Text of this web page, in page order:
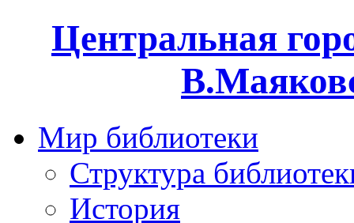
Центральная
Мир библиотеки
Структура
История